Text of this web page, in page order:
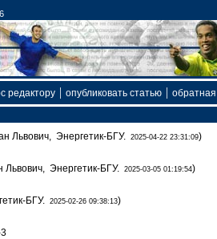
редактору | опубликовать статью | обратная
Львович, Энергетик-БГУ. 2025-04-22 23:31:09)
Львович, Энергетик-БГУ. 2025-03-05 01:19:54)
БГУ. 2025-02-26 09:38:13)